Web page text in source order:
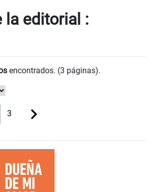
la editorial :
encontrados. (3 páginas).
3